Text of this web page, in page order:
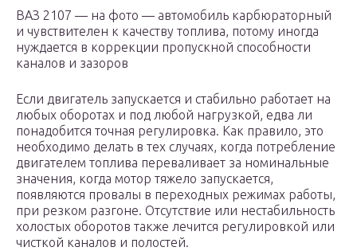
ВАЗ 2107 — на фото — автомобиль карбюраторный
и чувствителен к качеству топлива, потому иногда
нуждается в коррекции пропускной способности
каналов и зазоров
Если двигатель запускается и стабильно работает на
любых оборотах и под любой нагрузкой, едва ли
понадобится точная регулировка. Как правило, это
необходимо делать в тех случаях, когда потребление
двигателем топлива переваливает за номинальные
значения, когда мотор тяжело запускается,
появляются провалы в переходных режимах работы,
при резком разгоне. Отсутствие или нестабильность
холостых оборотов также лечится регулировкой или
чисткой каналов и полостей.